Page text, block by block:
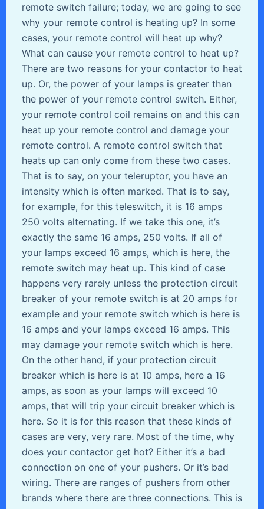
remote switch failure; today, we are going to see
why your remote control is heating up? In some
cases, your remote control will heat up why?
What can cause your remote control to heat up?
There are two reasons for your contactor to heat
up. Or, the power of your lamps is greater than
the power of your remote control switch. Either,
your remote control coil remains on and this can
heat up your remote control and damage your
remote control. A remote control switch that
heats up can only come from these two cases.
That is to say, on your teleruptor, you have an
intensity which is often marked. That is to say,
for example, for this teleswitch, it is 16 amps
250 volts alternating. If we take this one, it’s
exactly the same 16 amps, 250 volts. If all of
your lamps exceed 16 amps, which is here, the
remote switch may heat up. This kind of case
happens very rarely unless the protection circuit
breaker of your remote switch is at 20 amps for
example and your remote switch which is here is
16 amps and your lamps exceed 16 amps. This
may damage your remote switch which is here.
On the other hand, if your protection circuit
breaker which is here is at 10 amps, here a 16
amps, as soon as your lamps will exceed 10
amps, that will trip your circuit breaker which is
here. So it is for this reason that these kinds of
cases are very, very rare. Most of the time, why
does your contactor get hot? Either it’s a bad
connection on one of your pushers. Or it’s bad
wiring. There are ranges of pushers from other
brands where there are three connections. This is